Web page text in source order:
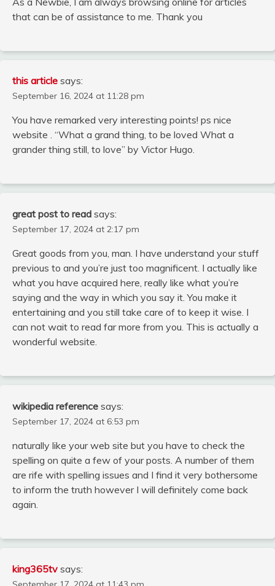
that can be of assistance to me. Thank you
this article says:
September 16, 2024 at 11:28 pm
You have remarked very interesting points! ps nice
website . “What a grand thing, to be loved What a
grander thing still, to love” by Victor Hugo.
great post to read says:
September 17, 2024 at 2:17 pm
Great goods from you, man. I have understand your stuff
previous to and you’re just too magnificent. I actually like
what you have acquired here, really like what you’re
saying and the way in which you say it. You make it
entertaining and you still take care of to keep it wise. I
can not wait to read far more from you. This is actually a
wonderful website.
wikipedia reference says:
September 17, 2024 at 6:53 pm
naturally like your web site but you have to check the
spelling on quite a few of your posts. A number of them
are rife with spelling issues and I find it very bothersome
to inform the truth however I will definitely come back
again.
king365tv says: